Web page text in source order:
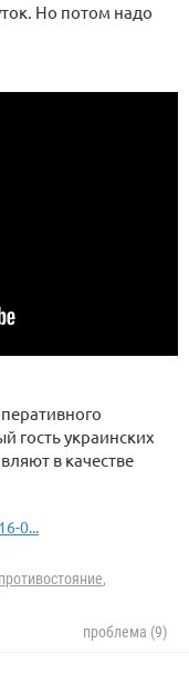
Но потом надо
гость украинских
в качестве
0...
,
проблема (9)